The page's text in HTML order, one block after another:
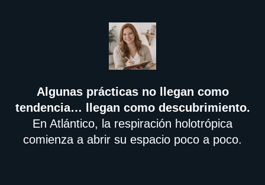
Algunas prácticas no llegan como
tendencia… llegan como descubrimiento.
En Atlántico, la respiración holotrópica
comienza a abrir su espacio poco a poco.